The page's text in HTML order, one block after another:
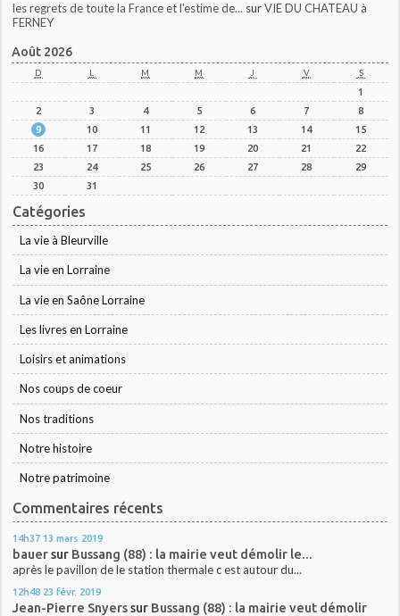
les regrets de toute la France et l'estime de... surVIE DU CHATEAU à
FERNEY
Août 2026
D L M M J V S
1
2
3 4 5 6 7
8
9
10 11 12 13 14
15
16
17 18 19 20 21
22
23
24 25 26 27 28
29
30
31
Catégories
La vie à Bleurville
La vie en Lorraine
La vie en Saône Lorraine
Les livres en Lorraine
Loisirs et animations
Nos coups de coeur
Nos traditions
Notre histoire
Notre patrimoine
Commentaires récents
14h37 13 mars 2019
bauersur Bussang (88) : la mairie veut démolir le...
après le pavillon de le station thermale c est autour du...
12h48 23 févr. 2019
Jean-Pierre Snyerssur Bussang (88) : la mairie veut démolir